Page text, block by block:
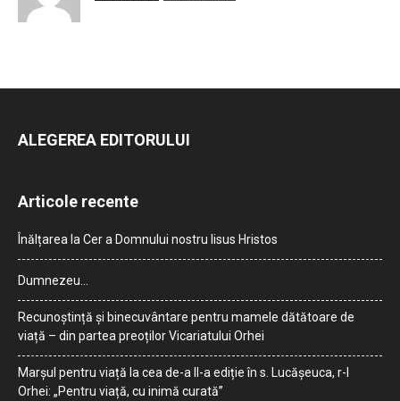
ALEGEREA EDITORULUI
Articole recente
Înălțarea la Cer a Domnului nostru Iisus Hristos
Dumnezeu…
Recunoștință și binecuvântare pentru mamele dătătoare de
viață – din partea preoților Vicariatului Orhei
Marșul pentru viață la cea de-a II-a ediție în s. Lucășeuca, r-l
Orhei: „Pentru viață, cu inimă curată”